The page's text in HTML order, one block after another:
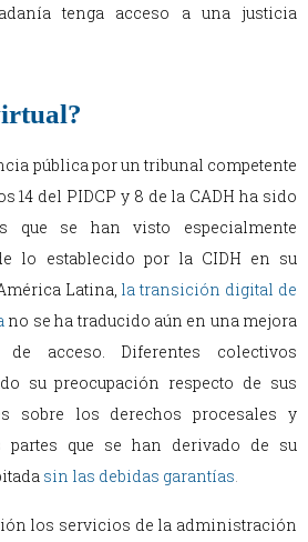
tenga acceso a una justicia
pública por un tribunal competente
14 del PIDCP y 8 de la CADH ha sido
que se han visto especialmente
lo establecido por la CIDH en su
Latina, la transición digital de
no se ha traducido aún en una mejora
acceso. Diferentes colectivos
su preocupación respecto de sus
sobre los derechos procesales y
partes que se han derivado de su
sin las debidas garantías
los servicios de la administración